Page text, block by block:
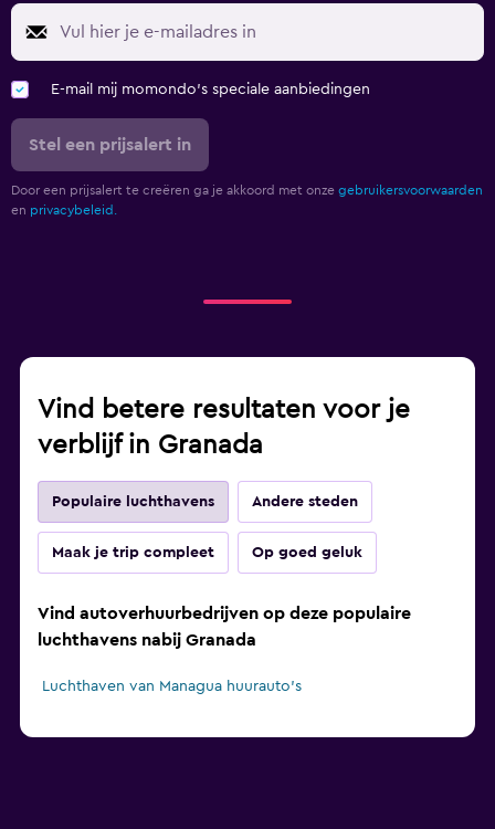
E-mail mij momondo's speciale aanbiedingen
Stel een prijsalert in
Door een prijsalert te creëren ga je akkoord met onze gebruikersvoorwaarden
en privacybeleid.
Vind betere resultaten voor je
verblijf in Granada
Populaire luchthavens Andere steden
Maak je trip compleet Op goed geluk
Vind autoverhuurbedrijven op deze populaire
luchthavens nabij Granada
Luchthaven van Managua huurauto's